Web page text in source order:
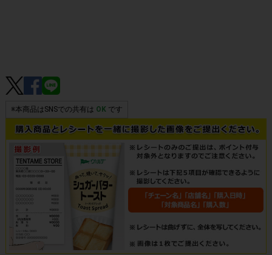
※本商品はSNSでの共有は OKです